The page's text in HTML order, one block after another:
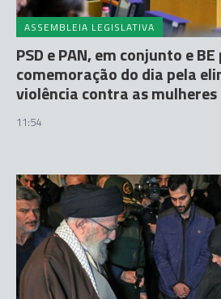
ASSEMBLEIA LEGISLATIVA
PSD e PAN, em conjunto e
comemoração do dia pela
violência contra as mulheres
11:54